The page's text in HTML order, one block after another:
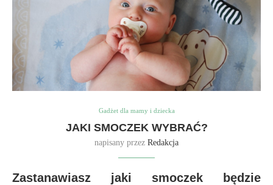
Gadżet dla mamy i dziecka
JAKI SMOCZEK WYBRAĆ?
napisany przez Redakcja
Zastanawiasz jaki smoczek będzie